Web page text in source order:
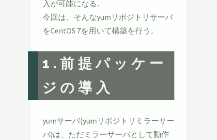
入が可能になる。
今回は、そんなyumリポジトリサーバ
をCentOS 7を用いて構築を行う。
1.前提パッケー
ジの導入
yumサーバ(yumリポジトリミラーサー
バ)は、ただミラーサーバとして動作